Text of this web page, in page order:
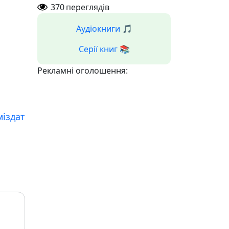
370переглядів
Аудіокниги 🎵
Серії книг 📚
Рекламні оголошення: